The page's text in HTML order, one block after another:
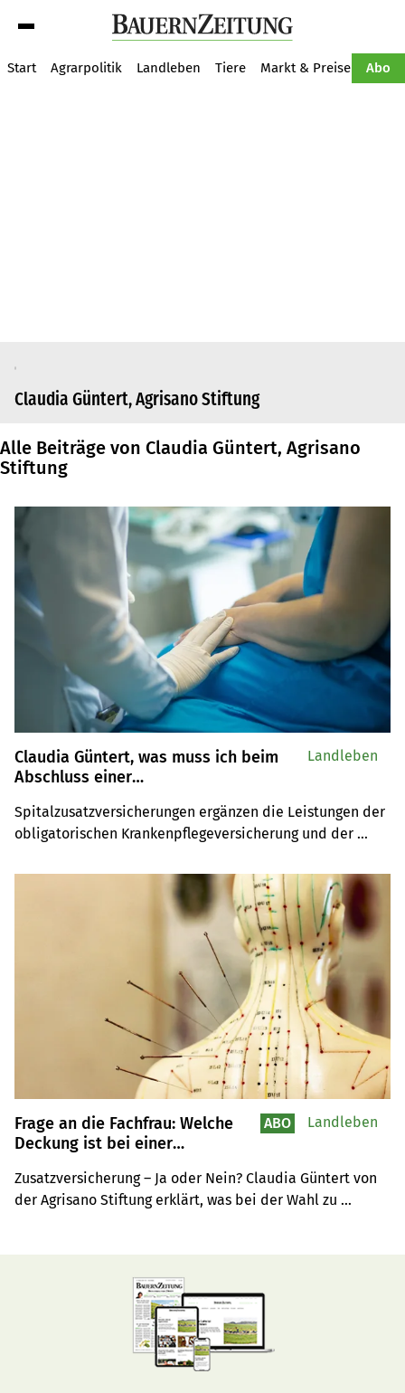
Start Agrarpolitik Landleben Tiere Markt & Preise Abo
Claudia Güntert, Agrisano Stiftung
Alle Beiträge von Claudia Güntert, Agrisano
Stiftung
Claudia Güntert, was muss ich beim
Abschluss einer
Spitalzusatzversiche­rungen ergänzen die ­Leistungen der
obligatorischen Krankenpflegeversicherung und der
Weil sie in ihren Leistungen relativ ähnlich sind, lohnt
sich der Vergleich hinsichtlich der Prämien und
Landleben
Frage an die Fachfrau: Welche
Deckung ist bei einer
Zusatzversicherung – Ja oder Nein? Claudia Güntert von
der Agrisano Stiftung erklärt, was bei der Wahl zu
ABO Landleben